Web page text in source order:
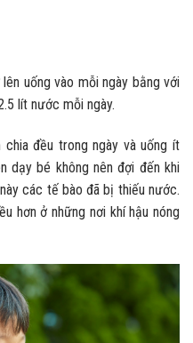
uống vào mỗi ngày bằng với
lít nước mỗi ngày.
đều trong ngày và uống ít
dạy bé không nên đợi đến khi
các tế bào đã bị thiếu nước.
hơn ở những nơi khí hậu nóng